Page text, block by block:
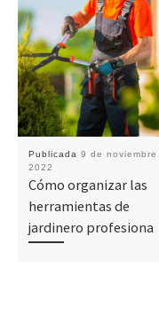
Publicada 9 de noviembre
2022
Cómo organizar las
herramientas de
jardinero profesiona